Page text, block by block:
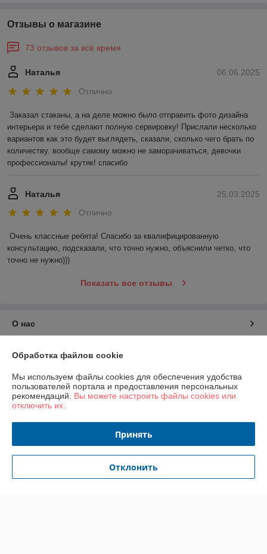
Отзывы о магазине
73 отзывов за всё время
06.06.2025
Наталья
Отлично
Заказал стаканы, а на деле можно было отправить фото дизайна
интерьера и тебе сделают полную сервировку! Прислали несколько
вариантов как это будет выглядеть, сказали, сколько чего брать по
количеству. вообще самому можно не заморачиваться, девочки
профессионалы! крутяк! спасибо
25.03.2025
Наталья
Отлично
Очень классные ребята! Спасибо за квалифицированную
консультацию, подсказали, что точно нужно, объяснили четко, что
точно не нужно)))
Показать все отзывы
О нас
Контакты
Доставка и оплата
График работы
Политика обработки cookies
Обработка файлов cookie
Мы используем файлы cookies для обеспечения удобства
пользователей портала и предоставления персональных
рекомендаций. Вы можете настроить файлы cookies или
отключить их.
Принять
Отклонить